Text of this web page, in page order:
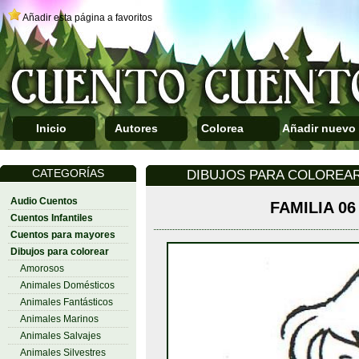
Añadir esta página a favoritos
Inicio Autores Colorea Añadir nuevo
CATEGORÍAS
Audio Cuentos
Cuentos Infantiles
Cuentos para mayores
Dibujos para colorear
Amorosos
Animales Domésticos
Animales Fantásticos
Animales Marinos
Animales Salvajes
Animales Silvestres
DIBUJOS PARA
FAMILIA 06